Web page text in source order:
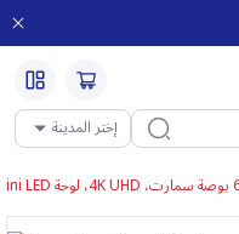
إختر المدينة